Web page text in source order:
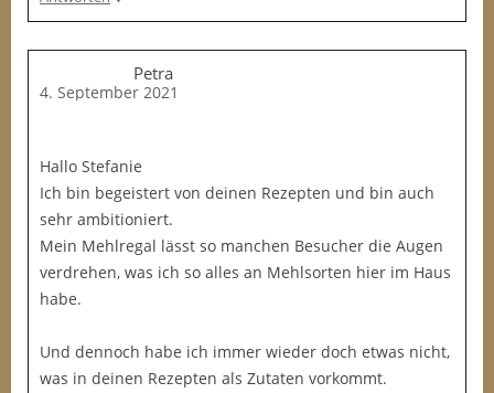
Petra
4. September 2021
Hallo Stefanie
Ich bin begeistert von deinen Rezepten und bin auch
sehr ambitioniert.
Mein Mehlregal lässt so manchen Besucher die Augen
verdrehen, was ich so alles an Mehlsorten hier im Haus
habe.
Und dennoch habe ich immer wieder doch etwas nicht,
was in deinen Rezepten als Zutaten vorkommt.